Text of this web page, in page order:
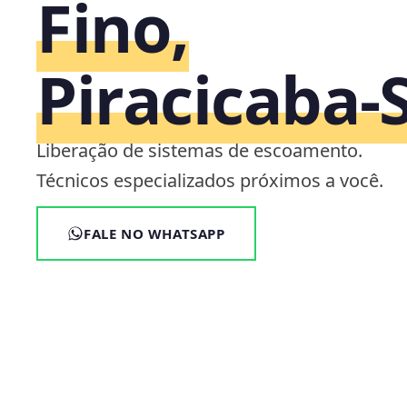
Fino,
Liberação de sistemas de escoamento.
Técnicos especializados próximos a você.
FALE NO WHATSAPP